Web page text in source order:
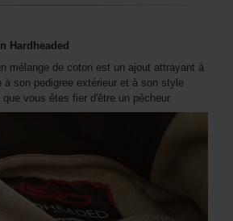
Hardheaded
mélange de coton est un ajout attrayant à
à son pedigree extérieur et à son style
vous êtes fier d'être un pêcheur.